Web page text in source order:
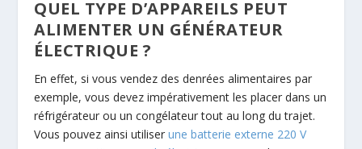
QUEL TYPE D’APPAREILS PEUT
ALIMENTER UN GÉNÉRATEUR
ÉLECTRIQUE ?
En effet, si vous vendez des denrées alimentaires par
exemple, vous devez impérativement les placer dans un
réfrigérateur ou un congélateur tout au long du trajet.
Vous pouvez ainsi utiliserune batterie externe 220 V